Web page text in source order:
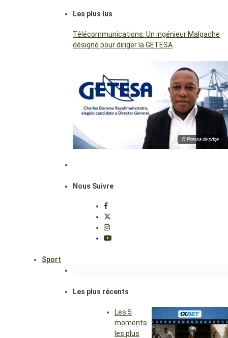
Les plus lus
Télécommunications: Un ingénieur Malgache
désigné pour diriger la GETESA
© Prensa de pdge
Nous Suivre
Sport
Les plus récents
Les 5
moments
les plus